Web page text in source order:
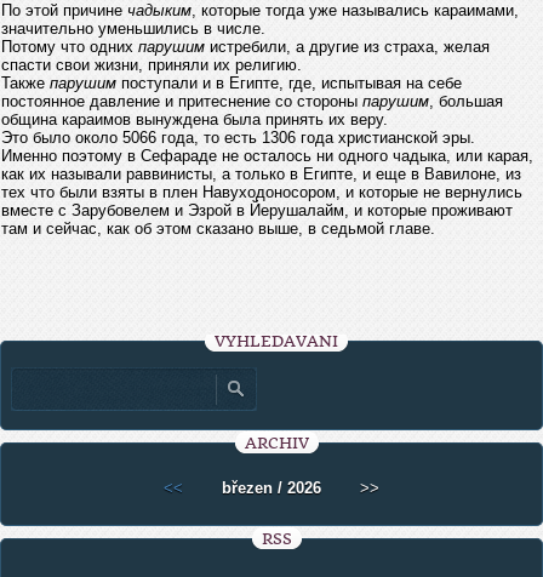
По этой причине чадыким, которые тогда уже назывались караимами,
значительно уменьшились в числе.
Потому что одних парушим истребили, а другие из страха, желая
спасти свои жизни, приняли их религию.
Также парушим поступали и в Египте, где, испытывая на себе
постоянное давление и притеснение со стороны парушим, большая
община караимов вынуждена была принять их веру.
Это было около 5066 года, то есть 1306 года христианской эры.
Именно поэтому в Сефараде не осталось ни одного чадыка, или карая,
как их называли раввинисты, а только в Египте, и еще в Вавилоне, из
тех что были взяты в плен Навуходоносором, и которые не вернулись
вместе с Зарубовелем и Эзрой в Йерушалайм, и которые проживают
там и сейчас, как об этом сказано выше, в седьмой главе.
VYHLEDÁVÁNÍ
ARCHIV
<< březen / 2026 >>
RSS